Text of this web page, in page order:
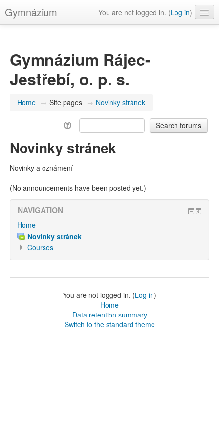
Gymnázium You are not logged in. (Log in)
Gymnázium Rájec-
Jestřebí, o. p. s.
Home → Site pages → Novinky stránek
Novinky stránek
Novinky a oznámení
(No announcements have been posted yet.)
NAVIGATION
Home
Novinky stránek
Courses
You are not logged in. (Log in)
Home
Data retention summary
Switch to the standard theme